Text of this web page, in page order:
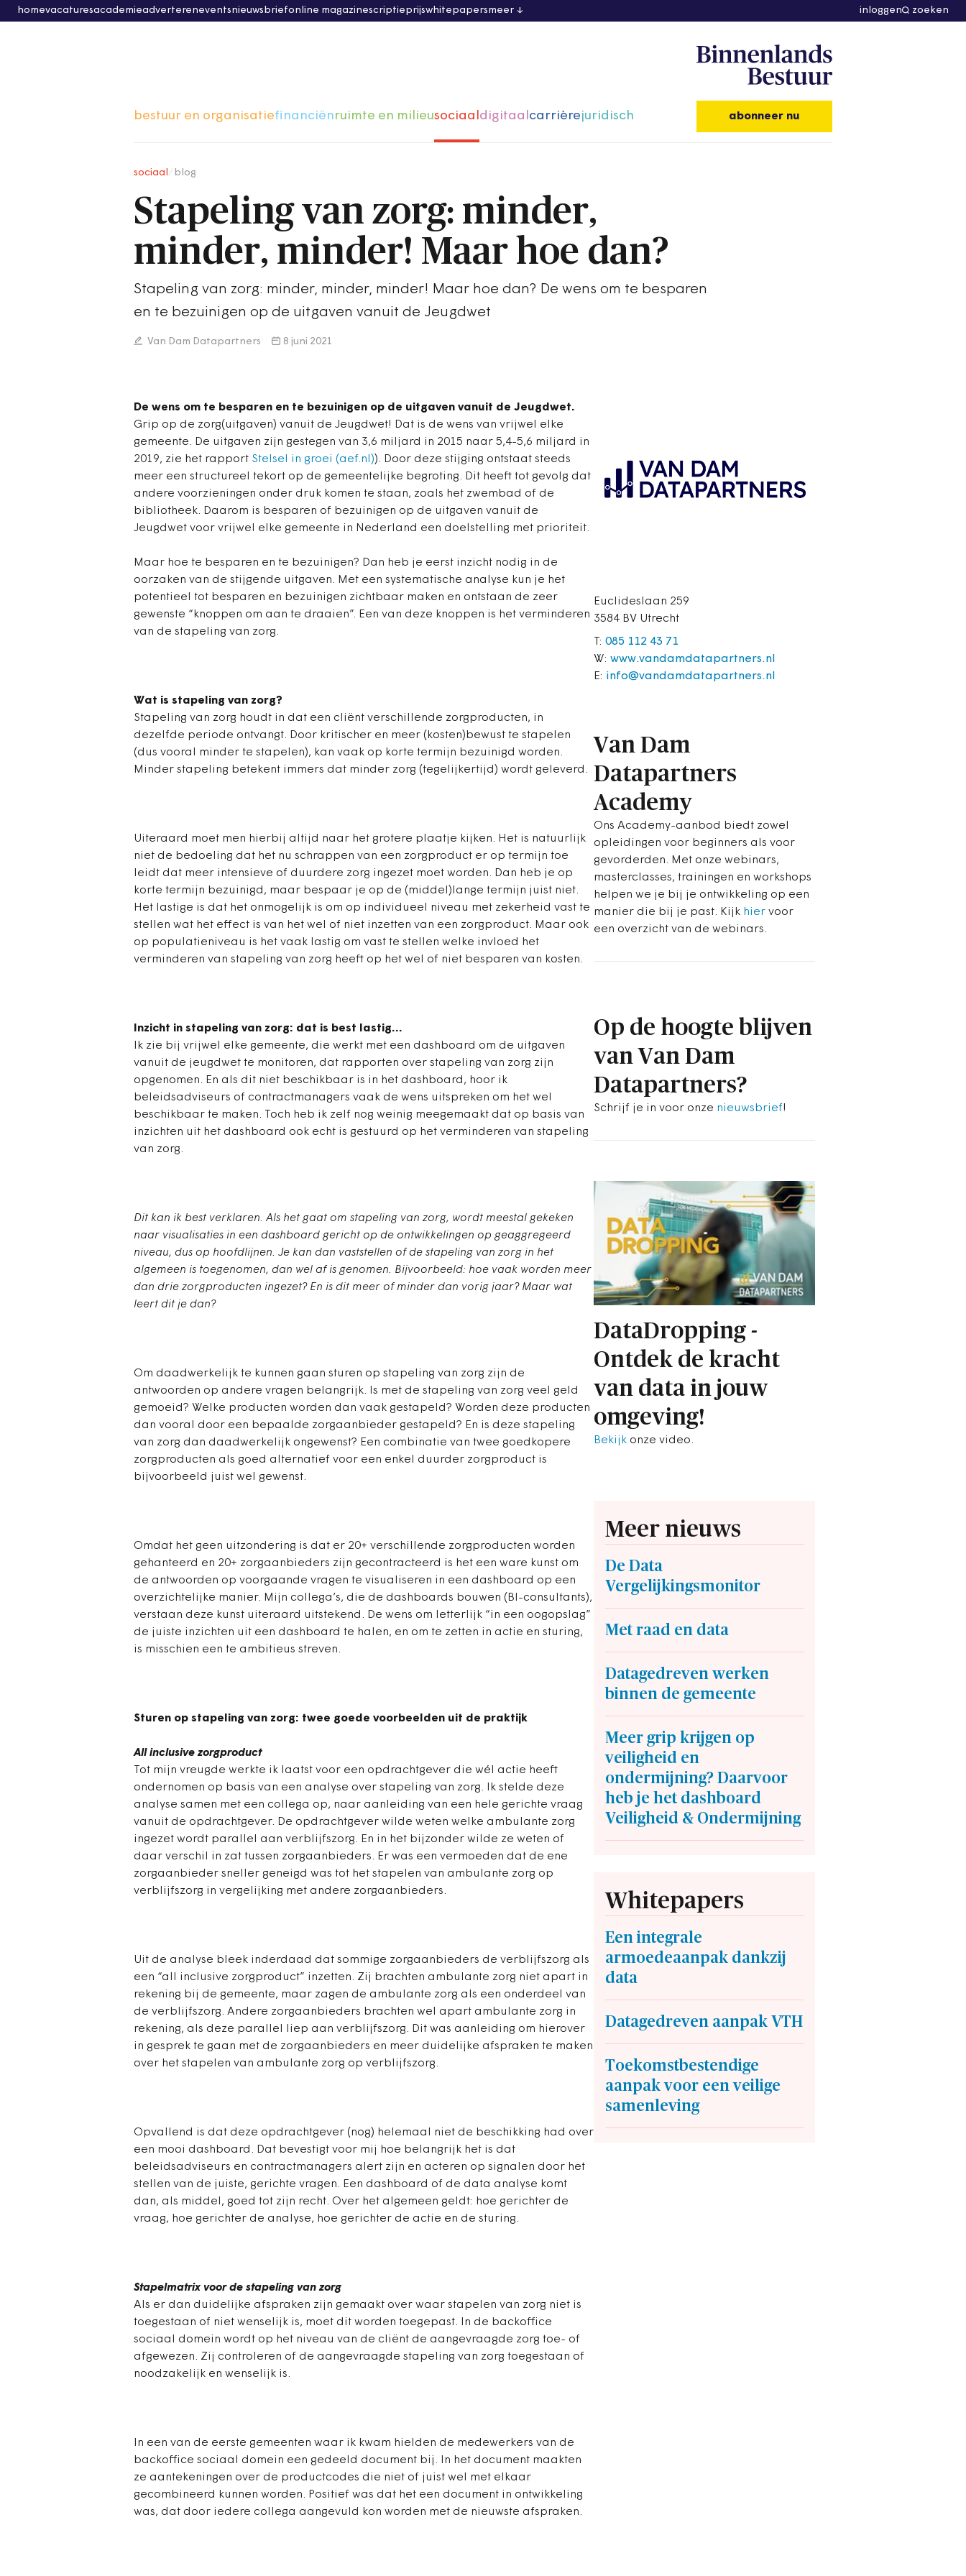
homevacaturesacademieadvertereneventsnieuwsbriefonline magazinescriptieprijswhitepapersmeer inloggen zoeken
bestuur en organisatiefinanciënruimte en milieusociaaldigitaalcarrièrejuridisch abonneer nu
sociaal blog
Stapeling van zorg: minder,
minder, minder! Maar hoe dan?
Stapeling van zorg: minder, minder, minder! Maar hoe dan? De wens om te besparen
en te bezuinigen op de uitgaven vanuit de Jeugdwet
Van Dam Datapartners 8 juni 2021
De wens om te besparen en te bezuinigen op de uitgaven vanuit de Jeugdwet.
Grip op de zorg(uitgaven) vanuit de Jeugdwet! Dat is de wens van vrijwel elke
gemeente. De uitgaven zijn gestegen van 3,6 miljard in 2015 naar 5,4-5,6 miljard in
2019, zie het rapport Stelsel in groei (aef.nl)). Door deze stijging ontstaat steeds
meer een structureel tekort op de gemeentelijke begroting. Dit heeft tot gevolg dat
andere voorzieningen onder druk komen te staan, zoals het zwembad of de
bibliotheek. Daarom is besparen of bezuinigen op de uitgaven vanuit de
Jeugdwet voor vrijwel elke gemeente in Nederland een doelstelling met prioriteit.
Maar hoe te besparen en te bezuinigen? Dan heb je eerst inzicht nodig in de
oorzaken van de stijgende uitgaven. Met een systematische analyse kun je het
potentieel tot besparen en bezuinigen zichtbaar maken en ontstaan de zeer
gewenste “knoppen om aan te draaien”. Een van deze knoppen is het verminderen
van de stapeling van zorg.
Wat is stapeling van zorg?
Stapeling van zorg houdt in dat een cliënt verschillende zorgproducten, in
dezelfde periode ontvangt. Door kritischer en meer (kosten)bewust te stapelen
(dus vooral minder te stapelen), kan vaak op korte termijn bezuinigd worden.
Minder stapeling betekent immers dat minder zorg (tegelijkertijd) wordt geleverd.
Uiteraard moet men hierbij altijd naar het grotere plaatje kijken. Het is natuurlijk
niet de bedoeling dat het nu schrappen van een zorgproduct er op termijn toe
leidt dat meer intensieve of duurdere zorg ingezet moet worden. Dan heb je op
korte termijn bezuinigd, maar bespaar je op de (middel)lange termijn juist niet.
Het lastige is dat het onmogelijk is om op individueel niveau met zekerheid vast te
stellen wat het effect is van het wel of niet inzetten van een zorgproduct. Maar ook
op populatieniveau is het vaak lastig om vast te stellen welke invloed het
verminderen van stapeling van zorg heeft op het wel of niet besparen van kosten.
Inzicht in stapeling van zorg: dat is best lastig…
Ik zie bij vrijwel elke gemeente, die werkt met een dashboard om de uitgaven
vanuit de jeugdwet te monitoren, dat rapporten over stapeling van zorg zijn
opgenomen. En als dit niet beschikbaar is in het dashboard, hoor ik
beleidsadviseurs of contractmanagers vaak de wens uitspreken om het wel
beschikbaar te maken. Toch heb ik zelf nog weinig meegemaakt dat op basis van
inzichten uit het dashboard ook echt is gestuurd op het verminderen van stapeling
van zorg.
Dit kan ik best verklaren. Als het gaat om stapeling van zorg, wordt meestal gekeken
naar visualisaties in een dashboard gericht op de ontwikkelingen op geaggregeerd
niveau, dus op hoofdlijnen. Je kan dan vaststellen of de stapeling van zorg in het
algemeen is toegenomen, dan wel af is genomen. Bijvoorbeeld: hoe vaak worden meer
dan drie zorgproducten ingezet? En is dit meer of minder dan vorig jaar? Maar wat
leert dit je dan?
Om daadwerkelijk te kunnen gaan sturen op stapeling van zorg zijn de
antwoorden op andere vragen belangrijk. Is met de stapeling van zorg veel geld
gemoeid? Welke producten worden dan vaak gestapeld? Worden deze producten
dan vooral door een bepaalde zorgaanbieder gestapeld? En is deze stapeling
van zorg dan daadwerkelijk ongewenst? Een combinatie van twee goedkopere
zorgproducten als goed alternatief voor een enkel duurder zorgproduct is
bijvoorbeeld juist wel gewenst.
Omdat het geen uitzondering is dat er 20+ verschillende zorgproducten worden
gehanteerd en 20+ zorgaanbieders zijn gecontracteerd is het een ware kunst om
de antwoorden op voorgaande vragen te visualiseren in een dashboard op een
overzichtelijke manier. Mijn collega’s, die de dashboards bouwen (BI-consultants),
verstaan deze kunst uiteraard uitstekend. De wens om letterlijk “in een oogopslag”
de juiste inzichten uit een dashboard te halen, en om te zetten in actie en sturing,
is misschien een te ambitieus streven.
Sturen op stapeling van zorg: twee goede voorbeelden uit de praktijk
All inclusive zorgproduct
Tot mijn vreugde werkte ik laatst voor een opdrachtgever die wél actie heeft
ondernomen op basis van een analyse over stapeling van zorg. Ik stelde deze
analyse samen met een collega op, naar aanleiding van een hele gerichte vraag
vanuit de opdrachtgever. De opdrachtgever wilde weten welke ambulante zorg
ingezet wordt parallel aan verblijfszorg. En in het bijzonder wilde ze weten of
daar verschil in zat tussen zorgaanbieders. Er was een vermoeden dat de ene
zorgaanbieder sneller geneigd was tot het stapelen van ambulante zorg op
verblijfszorg in vergelijking met andere zorgaanbieders.
Uit de analyse bleek inderdaad dat sommige zorgaanbieders de verblijfszorg als
een “all inclusive zorgproduct” inzetten. Zij brachten ambulante zorg niet apart in
rekening bij de gemeente, maar zagen de ambulante zorg als een onderdeel van
de verblijfszorg. Andere zorgaanbieders brachten wel apart ambulante zorg in
rekening, als deze parallel liep aan verblijfszorg. Dit was aanleiding om hierover
in gesprek te gaan met de zorgaanbieders en meer duidelijke afspraken te maken
over het stapelen van ambulante zorg op verblijfszorg.
Opvallend is dat deze opdrachtgever (nog) helemaal niet de beschikking had over
een mooi dashboard. Dat bevestigt voor mij hoe belangrijk het is dat
beleidsadviseurs en contractmanagers alert zijn en acteren op signalen door het
stellen van de juiste, gerichte vragen. Een dashboard of de data analyse komt
dan, als middel, goed tot zijn recht. Over het algemeen geldt: hoe gerichter de
vraag, hoe gerichter de analyse, hoe gerichter de actie en de sturing.
Stapelmatrix voor de stapeling van zorg
Als er dan duidelijke afspraken zijn gemaakt over waar stapelen van zorg niet is
toegestaan of niet wenselijk is, moet dit worden toegepast. In de backoffice
sociaal domein wordt op het niveau van de cliënt de aangevraagde zorg toe- of
afgewezen. Zij controleren of de aangevraagde stapeling van zorg toegestaan of
noodzakelijk en wenselijk is.
In een van de eerste gemeenten waar ik kwam hielden de medewerkers van de
backoffice sociaal domein een gedeeld document bij. In het document maakten
ze aantekeningen over de productcodes die niet of juist wel met elkaar
gecombineerd kunnen worden. Positief was dat het een document in ontwikkeling
was, dat door iedere collega aangevuld kon worden met de nieuwste afspraken.
Euclideslaan 259
3584 BV Utrecht
T: 085 112 43 71
W: www.vandamdatapartners.nl
E: info@vandamdatapartners.nl
Van Dam
Datapartners
Academy
Ons Academy-aanbod biedt zowel
opleidingen voor beginners als voor
gevorderden. Met onze webinars,
masterclasses, trainingen en workshops
helpen we je bij je ontwikkeling op een
manier die bij je past. Kijk hier voor
een overzicht van de webinars.
Op de hoogte blijven
van Van Dam
Datapartners?
Schrijf je in voor onze nieuwsbrief!
DataDropping -
Ontdek de kracht
van data in jouw
omgeving!
Bekijk onze video.
Meer nieuws
De Data
Vergelijkingsmonitor
Met raad en data
Datagedreven werken
binnen de gemeente
Meer grip krijgen op
veiligheid en
ondermijning? Daarvoor
heb je het dashboard
Veiligheid & Ondermijning
Whitepapers
Een integrale
armoedeaanpak dankzij
data
Datagedreven aanpak VTH
Toekomstbestendige
aanpak voor een veilige
samenleving